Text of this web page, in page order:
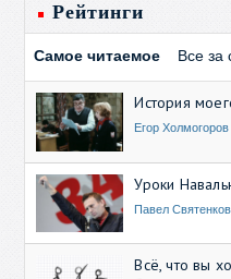
Рейтинги
Самое читаемое Все за
История
Егор Холмогоров
Уроки
Павел Святенков
Всё, что вы